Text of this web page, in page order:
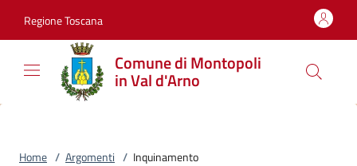
Regione Toscana
Comune di Montopoli
in Val d'Arno
Home / Argomenti / Inquinamento